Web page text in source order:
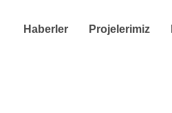
Haberler Projelerimiz